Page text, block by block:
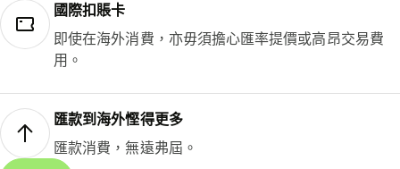
國際扣賬卡
即使在海外消費，亦毋須擔心匯率提價或高昂交易費
用。
匯款到海外慳得更多
匯款消費，無遠弗屆。